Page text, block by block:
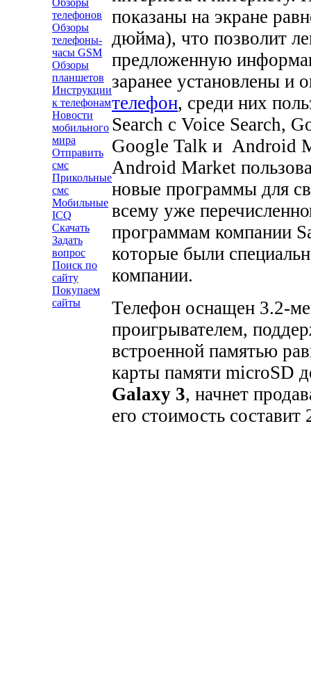
Обзоры
телефонов
Обзоры
телефоны-
часы GSM
Обзоры
планшетов
Инструкции
к телефонам
Новости
мобильного
мира
Отправить
смс
Прикольные
смс
Мобильные
ICQ
Скачать
Задать
вопрос
Поиск по
сайту
Покупаем
сайты
показаны на экране
дюйма), что позволит
предложенную
заранее установлены и
телефон, среди них
Search с Voice Search,
Google Talk и Android
Android Market
новые программы для
всему уже
программам компании
которые были
компании.
Телефон оснащен 3.2-
проигрывателем,
встроенной памятью
карты памяти microSD
Galaxy 3, начнет
его стоимость составит